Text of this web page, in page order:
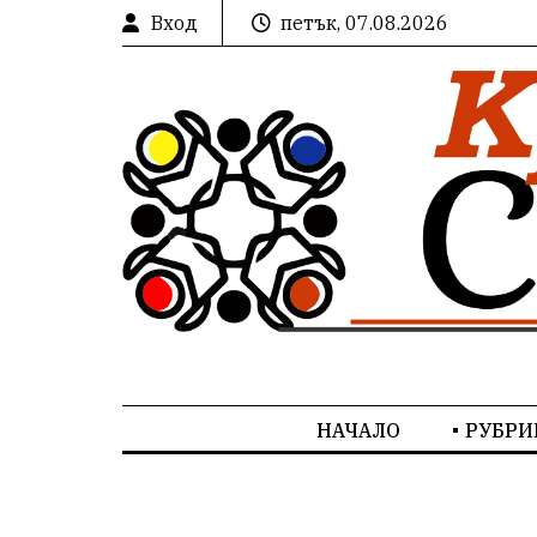
Вход петък, 07.08.2026
НАЧАЛО